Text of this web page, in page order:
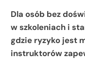
Dla osób bez
w szkoleniach i
gdzie ryzyko jest
instruktorów